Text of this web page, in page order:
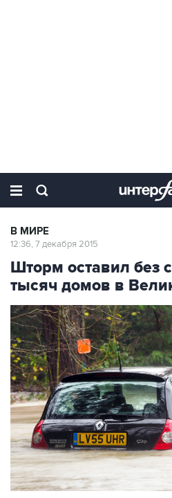
В МИРЕ
12:36, 7 декабря 2015
Шторм оставил без
тысяч домов в